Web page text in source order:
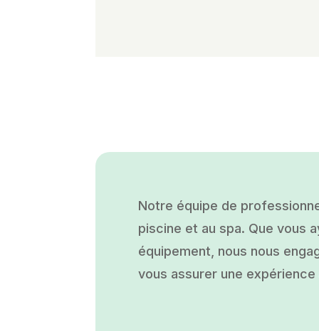
Notre équipe de
piscine et au spa. Que vous
équipement, nous nous
vous assurer une